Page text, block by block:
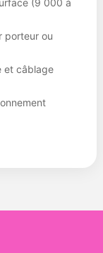
(9 000 à
porteur ou
et câblage